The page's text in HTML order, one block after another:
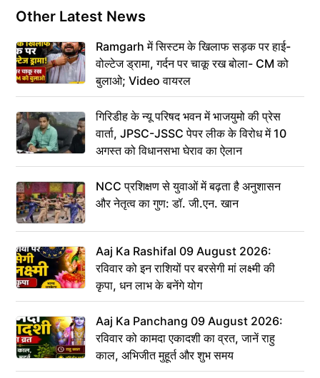
Other Latest News
Ramgarh में सिस्टम के खिलाफ सड़क पर हाई-
वोल्टेज ड्रामा, गर्दन पर चाकू रख बोला- CM को
बुलाओ; Video वायरल
गिरिडीह के न्यू परिषद भवन में भाजयुमो की प्रेस
वार्ता, JPSC-JSSC पेपर लीक के विरोध में 10
अगस्त को विधानसभा घेराव का ऐलान
NCC प्रशिक्षण से युवाओं में बढ़ता है अनुशासन
और नेतृत्व का गुण: डॉ. जी.एन. खान
Aaj Ka Rashifal 09 August 2026:
रविवार को इन राशियों पर बरसेगी मां लक्ष्मी की
कृपा, धन लाभ के बनेंगे योग
Aaj Ka Panchang 09 August 2026:
रविवार को कामदा एकादशी का व्रत, जानें राहु
काल, अभिजीत मुहूर्त और शुभ समय